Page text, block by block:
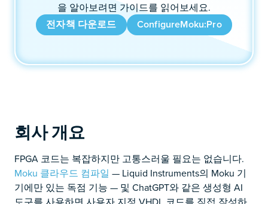
을 알아보려면 가이드를 읽어보세요.
전자책 다운로드 ConfigureMoku:Pro
회사 개요
FPGA 코드는 복잡하지만 고통스러울 필요는 없습니다.
Moku 클라우드 컴파일 — Liquid Instruments의 Moku 기
기에만 있는 독점 기능 — 및 ChatGPT와 같은 생성형 AI